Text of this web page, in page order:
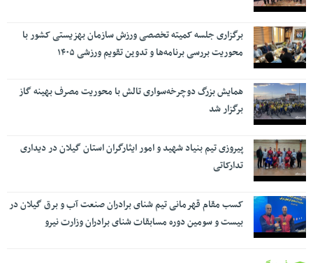
برگزاری جلسه کمیته تخصصی ورزش سازمان بهزیستی کشور با
محوریت بررسی برنامه‌ها و تدوین تقویم ورزشی ۱۴۰۵
همایش بزرگ دوچرخه‌سواری تالش با محوریت مصرف بهینه گاز
برگزار شد
پیروزی تیم بنیاد شهید و امور ایثارگران استان گیلان در دیداری
تدارکاتی
کسب مقام قهرمانی تیم شنای برادران صنعت آب و برق گیلان در
بیست و سومین دوره مسابقات شنای برادران وزارت نیرو